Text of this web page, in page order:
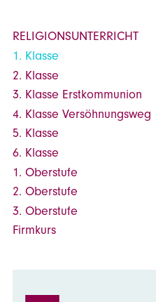
RELIGIONSUNTERRICHT
1. Klasse
2. Klasse
3. Klasse Erstkommunion
4. Klasse Versöhnungsweg
5. Klasse
6. Klasse
1. Oberstufe
2. Oberstufe
3. Oberstufe
Firmkurs